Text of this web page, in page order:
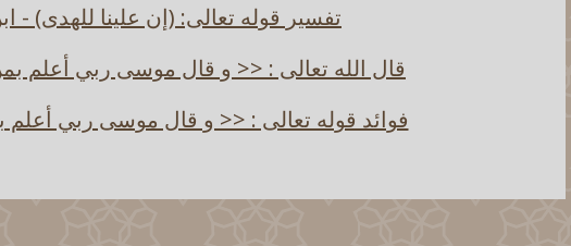
تفسير قوله تعالى: (إن علينا للهدى) -
قال الله تعالى : << و قال موسى ربي أعلم
فوائد قوله تعالى : << و قال موسى ربي أعلم